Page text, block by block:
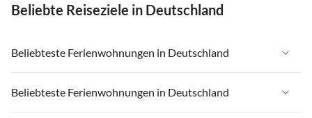
Beliebte Reiseziele in Deutschland
Beliebteste Ferienwohnungen in Deutschland
Ferienwohnungen in Deutschland
Ferienwohnungen in Ostsee
Beliebteste Ferienwohnungen in Deutschland